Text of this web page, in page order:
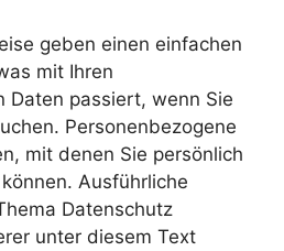
geben einen einfachen
mit Ihren
Daten passiert, wenn Sie
Personenbezogene
mit denen Sie persönlich
Ausführliche
Datenschutz
unter diesem Text